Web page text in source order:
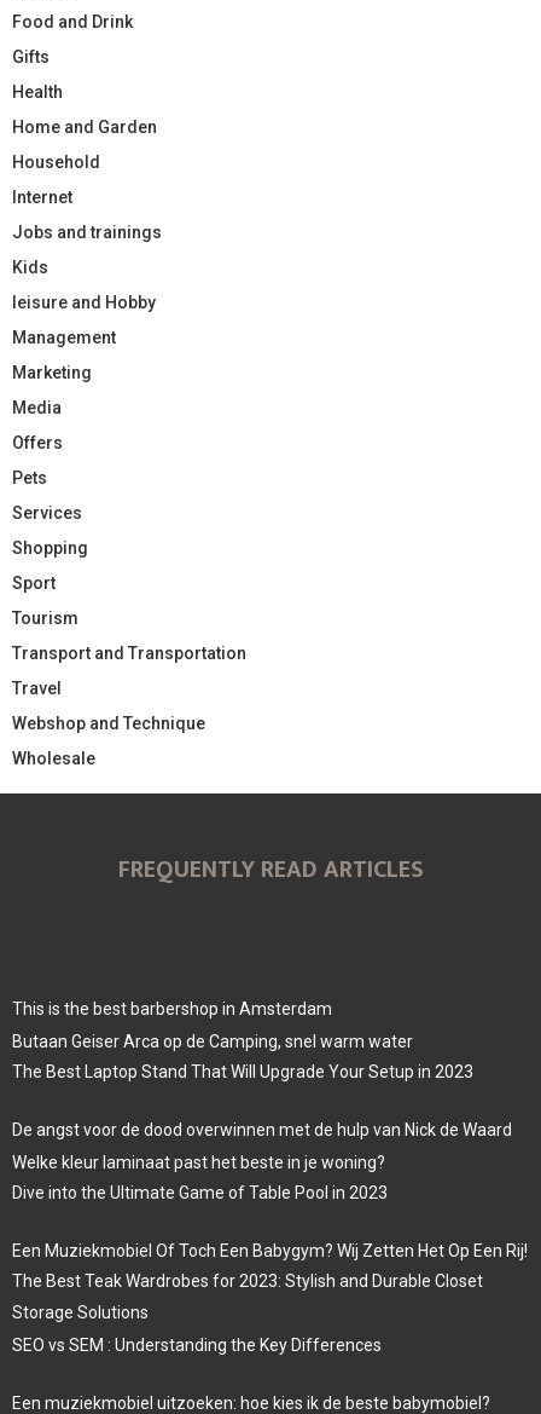
Food and Drink
Gifts
Health
Home and Garden
Household
Internet
Jobs and trainings
Kids
leisure and Hobby
Management
Marketing
Media
Offers
Pets
Services
Shopping
Sport
Tourism
Transport and Transportation
Travel
Webshop and Technique
Wholesale
FREQUENTLY READ ARTICLES
This is the best barbershop in Amsterdam
Butaan Geiser Arca op de Camping, snel warm water
The Best Laptop Stand That Will Upgrade Your Setup in 2023
De angst voor de dood overwinnen met de hulp van Nick de Waard
Welke kleur laminaat past het beste in je woning?
Dive into the Ultimate Game of Table Pool in 2023
Een Muziekmobiel Of Toch Een Babygym? Wij Zetten Het Op Een Rij!
The Best Teak Wardrobes for 2023: Stylish and Durable Closet
Storage Solutions
SEO vs SEM : Understanding the Key Differences
Een muziekmobiel uitzoeken: hoe kies ik de beste babymobiel?